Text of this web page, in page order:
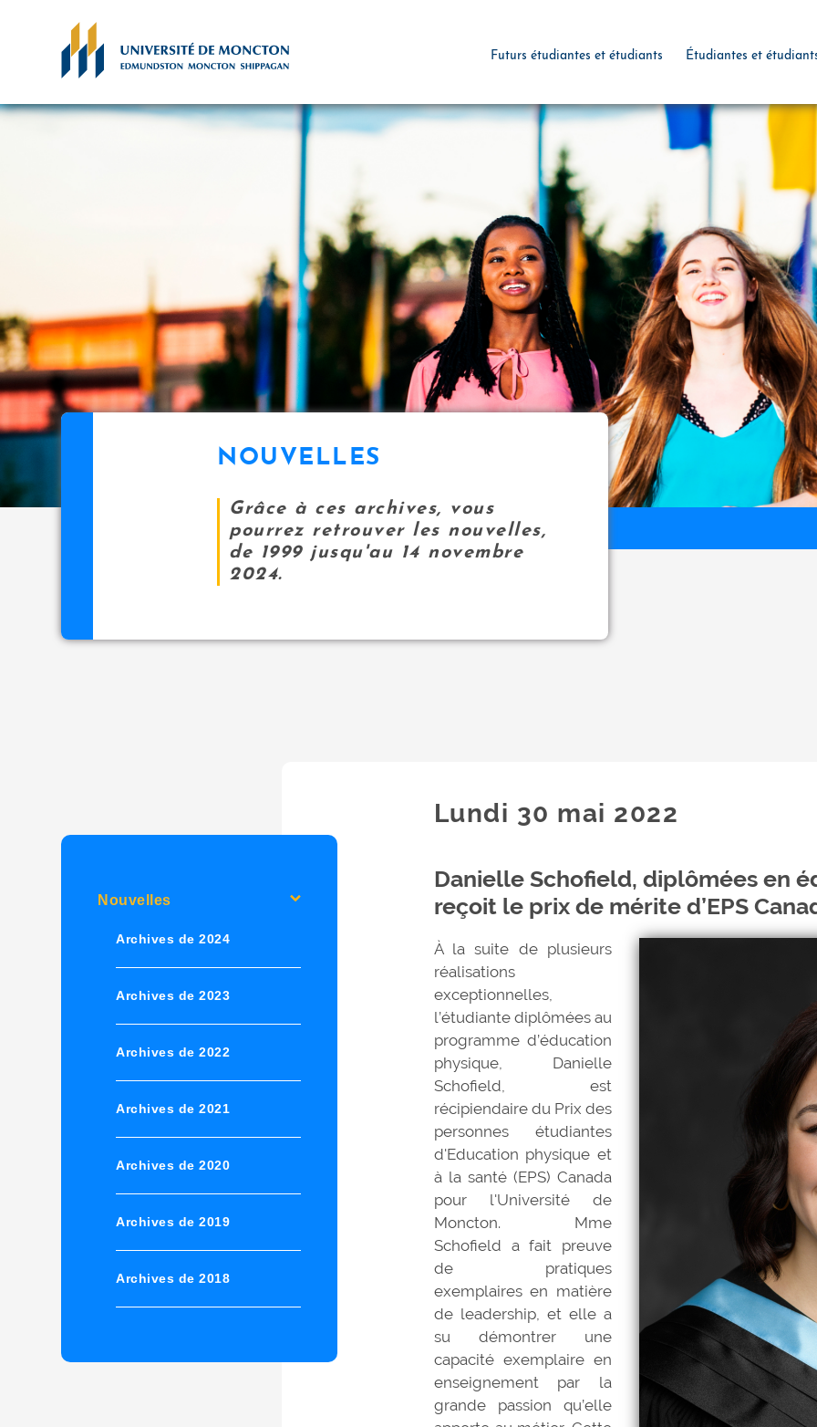
Futurs étudiantes et étudiants Étudiantes et
NOUVELLES
Grâce à ces archives, vous
pourrez retrouver les nouvelles,
de 1999 jusqu'au 14 novembre
2024.
Nouvelles
Archives de 2024
Archives de 2023
Archives de 2022
Archives de 2021
Archives de 2020
Archives de 2019
Archives de 2018
Lundi 30 mai 2022
Danielle Schofield, diplômées en
reçoit le prix de mérite d’EPS
À la suite de plusieurs
réalisations
exceptionnelles,
l’étudiante diplômées au
programme d’éducation
physique, Danielle
Schofield, est
récipiendaire du Prix des
personnes étudiantes
d'Education physique et
à la santé (EPS) Canada
pour l'Université de
Moncton. Mme
Schofield a fait preuve
de pratiques
exemplaires en matière
de leadership, et elle a
su démontrer une
capacité exemplaire en
enseignement par la
grande passion qu’elle